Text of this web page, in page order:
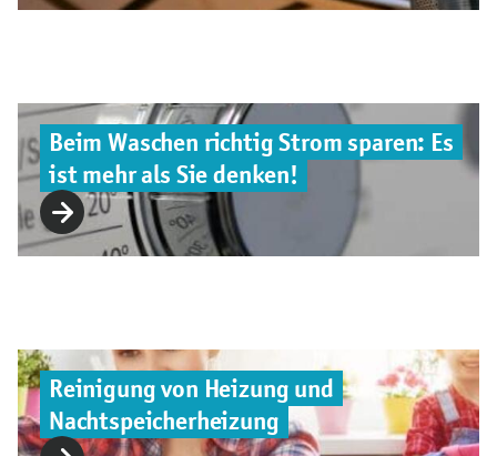
Beim Waschen richtig Strom sparen: Es
ist mehr als Sie denken!
Reinigung von Heizung und
Nachtspeicherheizung